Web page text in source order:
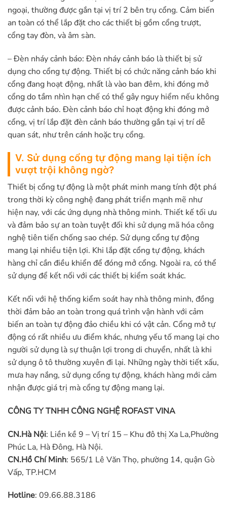
ngoại, thường được gắn tại vị trí 2 bên trụ cổng. Cảm biến
an toàn có thể lắp đặt cho các thiết bị gồm cổng trượt,
cổng tay đòn, và âm sàn.
– Đèn nháy cảnh báo: Đèn nháy cảnh báo là thiết bị sử
dụng cho cổng tự động. Thiết bị có chức năng cảnh báo khi
cổng đang hoạt động, nhất là vào ban đêm, khi đóng mở
cổng do tầm nhìn hạn chế có thể gây nguy hiểm nếu không
được cảnh báo. Đèn cảnh báo chỉ hoạt động khi đóng mở
cổng, vị trí lắp đặt đèn cảnh báo thường gắn tại vị trí dễ
quan sát, như trên cánh hoặc trụ cổng.
V. Sử dụng cổng tự động mang lại tiện ích
vượt trội không ngờ?
Thiết bị cổng tự động là một phát minh mang tính đột phá
trong thời kỳ công nghệ đang phát triển mạnh mẽ như
hiện nay, với các ứng dụng nhà thông minh. Thiết kế tối ưu
và đảm bảo sự an toàn tuyệt đối khi sử dụng mã hóa công
nghệ tiên tiến chống sao chép. Sử dụng cổng tự động
mang lại nhiều tiện lợi. Khi lắp đặt cổng tự động, khách
hàng chỉ cần điều khiển để đóng mở cổng. Ngoài ra, có thể
sử dụng để kết nối với các thiết bị kiểm soát khác.
Kết nối với hệ thống kiểm soát hay nhà thông minh, đồng
thời đảm bảo an toàn trong quá trình vận hành với cảm
biến an toàn tự động đảo chiều khi có vật cản. Cổng mở tự
động có rất nhiều ưu điểm khác, nhưng yếu tố mang lại cho
người sử dụng là sự thuận lợi trong di chuyển, nhất là khi
sử dụng ô tô thường xuyên đi lại. Những ngày thời tiết xấu,
mưa hay nắng, sử dụng cổng tự động, khách hàng mới cảm
nhận được giá trị mà cổng tự động mang lại.
CÔNG TY TNHH CÔNG NGHỆ ROFAST VINA
CN.Hà Nội: Liền kề 9 – Vị trí 15 – Khu đô thị Xa La,Phường
Phúc La, Hà Đông, Hà Nội.
CN.Hồ Chí Minh: 565/1 Lê Văn Thọ, phường 14, quận Gò
Vấp, TP.HCM
Hotline: 09.66.88.3186